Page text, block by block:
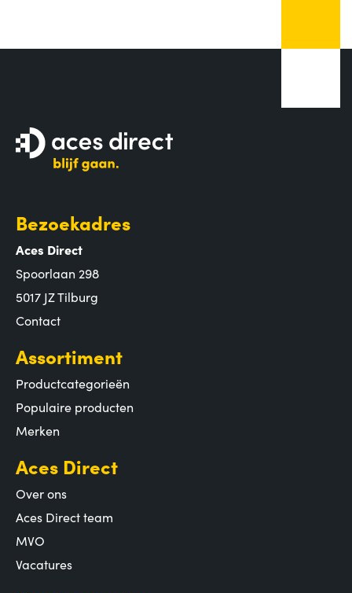
Bezoekadres
Aces Direct
Spoorlaan 298
5017 JZ Tilburg
Contact
Assortiment
Productcategorieën
Populaire producten
Merken
Aces Direct
Over ons
Aces Direct team
MVO
Vacatures